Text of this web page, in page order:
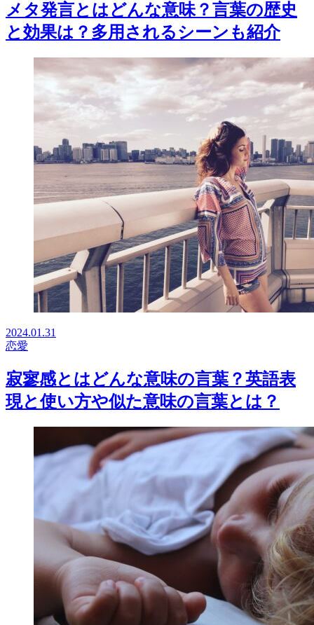
メタ発言とはどんな意味？言葉の歴史
と効果は？多用されるシーンも紹介
2024.01.31
恋愛
寂寥感とはどんな意味の言葉？英語表
現と使い方や似た意味の言葉とは？